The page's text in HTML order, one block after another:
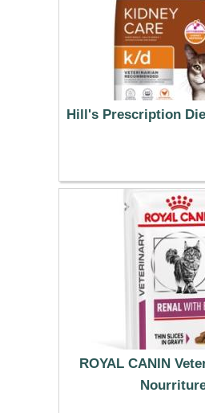
Hill's Prescription
54.59
ROYAL CANIN